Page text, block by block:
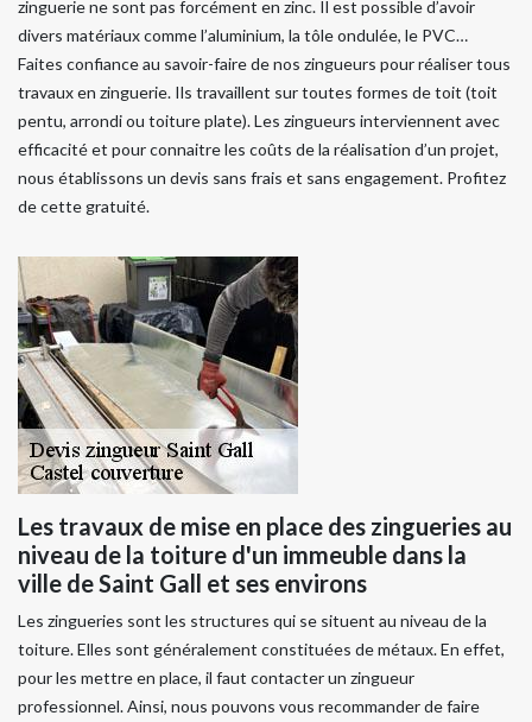
zinguerie ne sont pas forcément en zinc. Il est possible d’avoir
divers matériaux comme l’aluminium, la tôle ondulée, le PVC…
Faites confiance au savoir-faire de nos zingueurs pour réaliser tous
travaux en zinguerie. Ils travaillent sur toutes formes de toit (toit
pentu, arrondi ou toiture plate). Les zingueurs interviennent avec
efficacité et pour connaitre les coûts de la réalisation d’un projet,
nous établissons un devis sans frais et sans engagement. Profitez
de cette gratuité.
Les travaux de mise en place des zingueries au
niveau de la toiture d'un immeuble dans la
ville de Saint Gall et ses environs
Les zingueries sont les structures qui se situent au niveau de la
toiture. Elles sont généralement constituées de métaux. En effet,
pour les mettre en place, il faut contacter un zingueur
professionnel. Ainsi, nous pouvons vous recommander de faire